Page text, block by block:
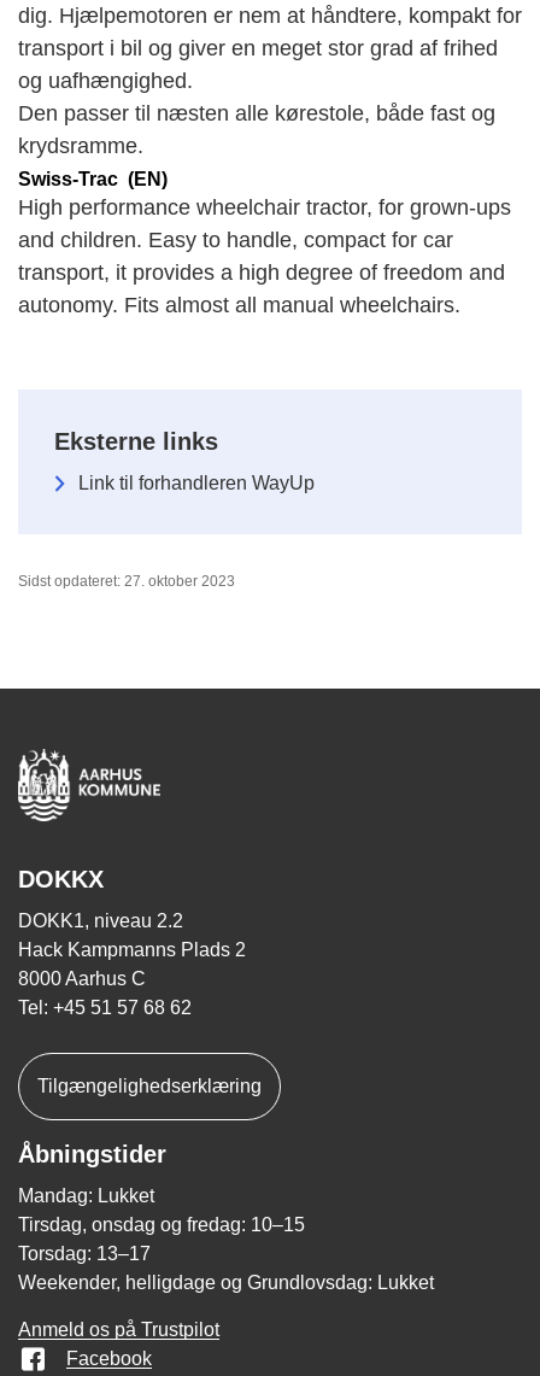
dig. Hjælpemotoren er nem at håndtere, kompakt for
transport i bil og giver en meget stor grad af frihed
og uafhængighed.
Den passer til næsten alle kørestole, både fast og
krydsramme.
Swiss-Trac (EN)
High performance wheelchair tractor, for grown-ups
and children. Easy to handle, compact for car
transport, it provides a high degree of freedom and
autonomy. Fits almost all manual wheelchairs.
Eksterne links
Link til forhandleren WayUp
Sidst opdateret: 27. oktober 2023
DOKKX
DOKK1, niveau 2.2
Hack Kampmanns Plads 2
8000 Aarhus C
Tel: +45 51 57 68 62
Tilgængelighedserklæring
Åbningstider
Mandag: Lukket
Tirsdag, onsdag og fredag: 10–15
Torsdag: 13–17
Weekender, helligdage og Grundlovsdag: Lukket
Anmeld os på Trustpilot
Facebook